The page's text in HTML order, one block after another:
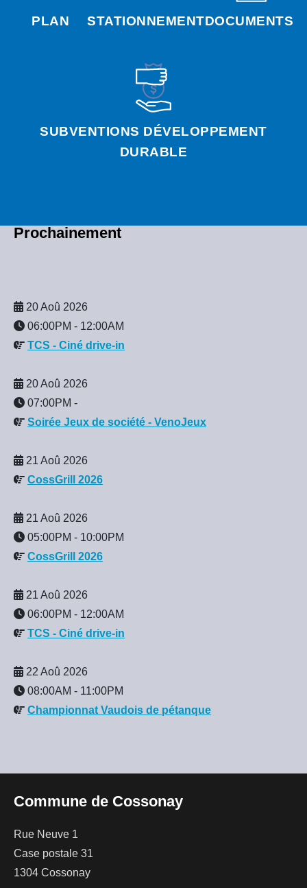
PLAN STATIONNEMENTDOCUMENTS
SUBVENTIONS DÉVELOPPEMENT
DURABLE
Prochainement
20 Aoû 2026
06:00PM - 12:00AM
TCS - Ciné drive-in
20 Aoû 2026
07:00PM -
Soirée Jeux de société - VenoJeux
21 Aoû 2026
CossGrill 2026
21 Aoû 2026
05:00PM - 10:00PM
CossGrill 2026
21 Aoû 2026
06:00PM - 12:00AM
TCS - Ciné drive-in
22 Aoû 2026
08:00AM - 11:00PM
Championnat Vaudois de pétanque
Commune de Cossonay
Rue Neuve 1
Case postale 31
1304 Cossonay